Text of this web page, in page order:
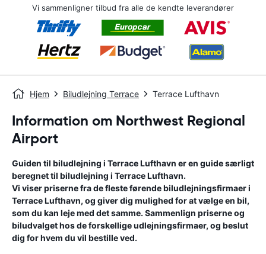
Vi sammenligner tilbud fra alle de kendte leverandører
Hjem Biludlejning Terrace Terrace Lufthavn
Information om Northwest Regional
Airport
Guiden til biludlejning i Terrace Lufthavn er en guide særligt
beregnet til biludlejning i Terrace Lufthavn.
Vi viser priserne fra de fleste førende biludlejningsfirmaer i
Terrace Lufthavn, og giver dig mulighed for at vælge en bil,
som du kan leje med det samme. Sammenlign priserne og
biludvalget hos de forskellige udlejningsfirmaer, og beslut
dig for hvem du vil bestille ved.